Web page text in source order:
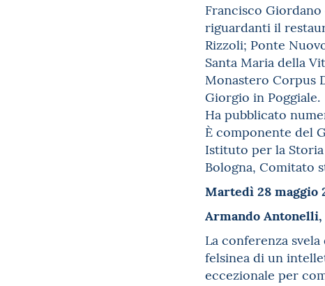
Francisco
riguardanti il
Rizzoli; Ponte
Santa Maria della
Monastero Corpus
Giorgio in Poggiale.
Ha pubblicato
È componente del
Istituto per la
Bologna, Comitato
Martedì 28 maggio
Armando Antonelli,
La conferenza
felsinea di un
eccezionale per